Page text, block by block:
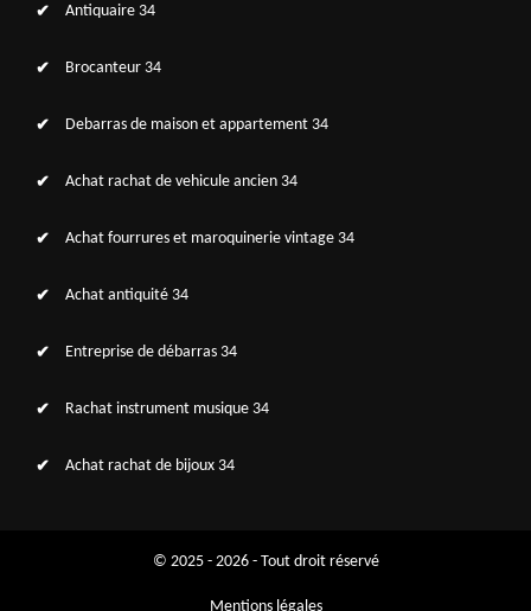
Antiquaire 34
Brocanteur 34
Debarras de maison et appartement 34
Achat rachat de vehicule ancien 34
Achat fourrures et maroquinerie vintage 34
Achat antiquité 34
Entreprise de débarras 34
Rachat instrument musique 34
Achat rachat de bijoux 34
© 2025 - 2026 - Tout droit réservé
Mentions légales